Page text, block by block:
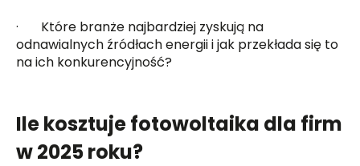
· Które branże najbardziej zyskują na
odnawialnych źródłach energii i jak przekłada się to
na ich konkurencyjność?
Ile kosztuje fotowoltaika dla firm
w 2025 roku?